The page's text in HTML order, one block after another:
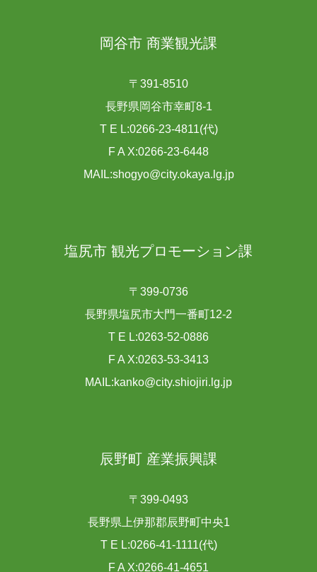
岡谷市 商業観光課
〒391-8510
長野県岡谷市幸町8-1
T E L:0266-23-4811(代)
F A X:0266-23-6448
MAIL:shogyo@city.okaya.lg.jp
塩尻市 観光プロモーション課
〒399-0736
長野県塩尻市大門一番町12-2
T E L:0263-52-0886
F A X:0263-53-3413
MAIL:kanko@city.shiojiri.lg.jp
辰野町 産業振興課
〒399-0493
長野県上伊那郡辰野町中央1
T E L:0266-41-1111(代)
F A X:0266-41-4651